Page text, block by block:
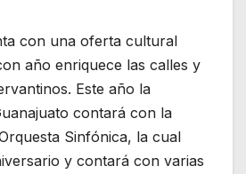
con una oferta cultural
año enriquece las calles y
Este año la
contará con la
Sinfónica, la cual
y contará con varias